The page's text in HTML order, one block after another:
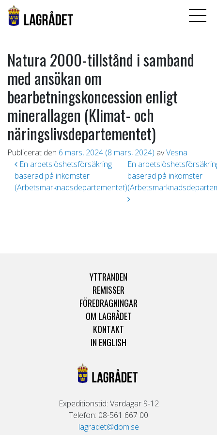
Natura 2000-tillstånd i samband
med ansökan om
bearbetningskoncession enligt
minerallagen (Klimat- och
näringslivsdepartementet)
Publicerat den 6 mars, 2024 (8 mars, 2024) avVesna
Inläggsnavigering
En arbetslöshetsförsäkring
baserad på inkomster
(Arbetsmarknadsdepartementet)
En
baserad på inkomster
YTTRANDEN
REMISSER
FÖREDRAGNINGAR
OM LAGRÅDET
KONTAKT
IN ENGLISH
Expeditionstid: Vardagar 9-12
Telefon: 08-561 667 00
lagradet@dom.se